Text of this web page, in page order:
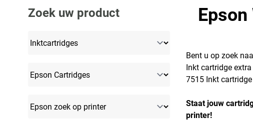
Zoek uw product
Bent u op zoek
Inkt cartridge
7515 Inkt
Staat jouw
printer!